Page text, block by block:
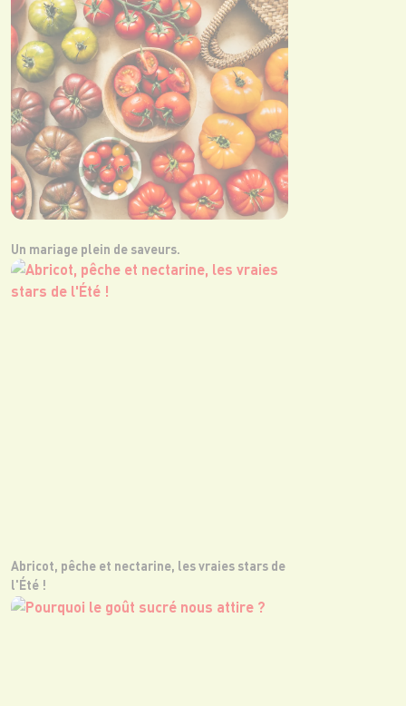
Un mariage plein de saveurs.
Abricot, pêche et nectarine, les vraies stars de
l'Été !